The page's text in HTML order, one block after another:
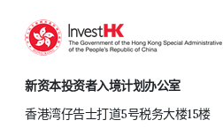
新资本投资者入境计划办公室
香港湾仔告士打道5号税务大楼15楼